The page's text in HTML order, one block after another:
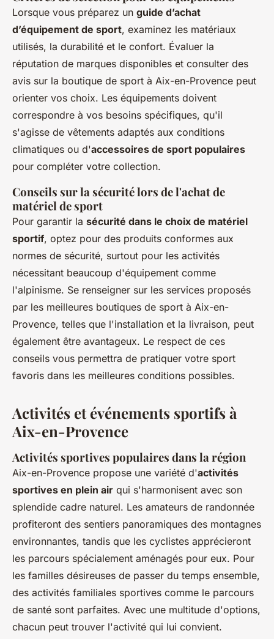
Lorsque vous préparez un guide d’achat
d’équipement de sport, examinez les matériaux
utilisés, la durabilité et le confort. Évaluer la
réputation de marques disponibles et consulter des
avis sur la boutique de sport à Aix-en-Provence peut
orienter vos choix. Les équipements doivent
correspondre à vos besoins spécifiques, qu'il
s'agisse de vêtements adaptés aux conditions
climatiques ou d'accessoires de sport populaires
pour compléter votre collection.
Conseils sur la sécurité lors de l'achat de
matériel de sport
Pour garantir la sécurité dans le choix de matériel
sportif, optez pour des produits conformes aux
normes de sécurité, surtout pour les activités
nécessitant beaucoup d'équipement comme
l'alpinisme. Se renseigner sur les services proposés
par les meilleures boutiques de sport à Aix-en-
Provence, telles que l'installation et la livraison, peut
également être avantageux. Le respect de ces
conseils vous permettra de pratiquer votre sport
favoris dans les meilleures conditions possibles.
Activités et événements sportifs à
Aix-en-Provence
Activités sportives populaires dans la région
Aix-en-Provence propose une variété d'activités
sportives en plein air qui s'harmonisent avec son
splendide cadre naturel. Les amateurs de randonnée
profiteront des sentiers panoramiques des montagnes
environnantes, tandis que les cyclistes apprécieront
les parcours spécialement aménagés pour eux. Pour
les familles désireuses de passer du temps ensemble,
des activités familiales sportives comme le parcours
de santé sont parfaites. Avec une multitude d'options,
chacun peut trouver l'activité qui lui convient.